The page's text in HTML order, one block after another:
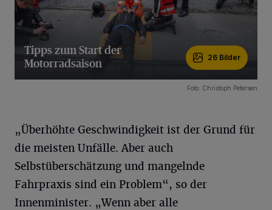
Tipps zum Start der
Motorradsaison
26 Bilder
Foto: Christoph Petersen
„Überhöhte Geschwindigkeit ist der Grund für
die meisten Unfälle. Aber auch
Selbstüberschätzung und mangelnde
Fahrpraxis sind ein Problem“, so der
Innenminister. „Wenn aber alle